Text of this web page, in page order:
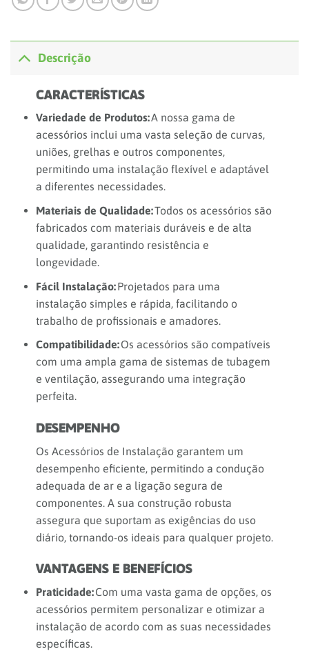
Descrição
CARACTERÍSTICAS
Variedade de Produtos:A nossa gama de
acessórios inclui uma vasta seleção de curvas,
uniões, grelhas e outros componentes,
permitindo uma instalação flexível e adaptável
a diferentes necessidades.
Materiais de Qualidade:Todos os acessórios são
fabricados com materiais duráveis e de alta
qualidade, garantindo resistência e
longevidade.
Fácil Instalação:Projetados para uma
instalação simples e rápida, facilitando o
trabalho de profissionais e amadores.
Compatibilidade:Os acessórios são compatíveis
com uma ampla gama de sistemas de tubagem
e ventilação, assegurando uma integração
perfeita.
DESEMPENHO
Os Acessórios de Instalação garantem um
desempenho eficiente, permitindo a condução
adequada de ar e a ligação segura de
componentes. A sua construção robusta
assegura que suportam as exigências do uso
diário, tornando-os ideais para qualquer projeto.
VANTAGENS E BENEFÍCIOS
Praticidade:Com uma vasta gama de opções, os
acessórios permitem personalizar e otimizar a
instalação de acordo com as suas necessidades
específicas.